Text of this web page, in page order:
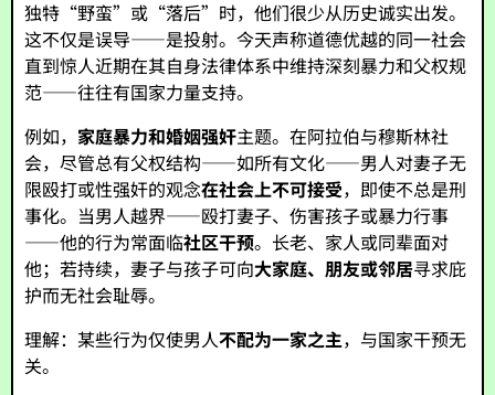
独特“野蛮”或“落后”时，他们很少从历史诚实出发。
这不仅是误导——是投射。今天声称道德优越的同一社会
直到惊人近期在其自身法律体系中维持深刻暴力和父权规
范——往往有国家力量支持。
例如， 家庭暴力和婚姻强奸主题。在阿拉伯与穆斯林社
会，尽管总有父权结构——如所有文化——男人对妻子无
限殴打或性强奸的观念在社会上不可接受，即使不总是刑
事化。当男人越界——殴打妻子、伤害孩子或暴力行事
——他的行为常面临社区干预。长老、家人或同辈面对
他；若持续，妻子与孩子可向大家庭、朋友或邻居寻求庇
护而无社会耻辱。
理解：某些行为仅使男人不配为一家之主，与国家干预无
关。